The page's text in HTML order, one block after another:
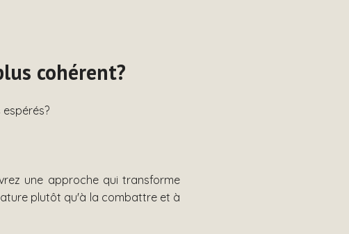
cohérent?
une approche qui transforme
plutôt qu'à la combattre et à